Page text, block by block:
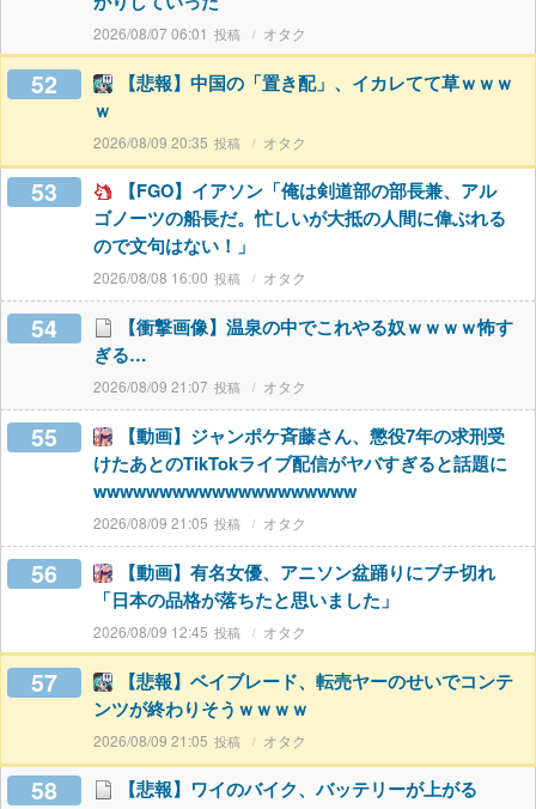
2026/08/07 06:01 オタク
52
【悲報】中国の「置き配」、イカレてて草ｗｗｗ
ｗ
2026/08/09 20:35 オタク
53
【FGO】イアソン「俺は剣道部の部長兼、アル
ゴノーツの船長だ。忙しいが大抵の人間に偉ぶれる
ので文句はない！」
2026/08/08 16:00 オタク
54
【衝撃画像】温泉の中でこれやる奴ｗｗｗｗ怖す
ぎる…
2026/08/09 21:07 オタク
55
【動画】ジャンポケ斉藤さん、懲役7年の求刑受
けたあとのTikTokライブ配信がヤバすぎると話題に
wwwwwwwwwwwwwwwwwwww
2026/08/09 21:05 オタク
56
【動画】有名女優、アニソン盆踊りにブチ切れ
「日本の品格が落ちたと思いました」
2026/08/09 12:45 オタク
57
【悲報】ベイブレード、転売ヤーのせいでコンテ
ンツが終わりそうｗｗｗｗ
2026/08/09 21:05 オタク
58 【悲報】ワイのバイク、バッテリーが上がる